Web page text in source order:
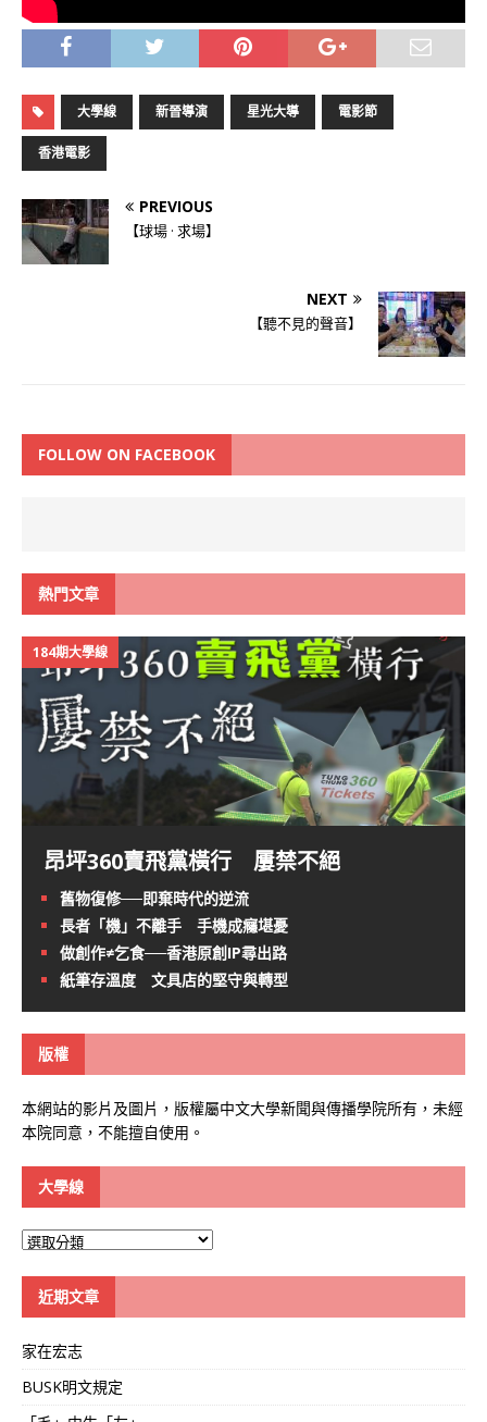
大學線 新晉導演 星光大導 電影節
香港電影
PREVIOUS
【球場 · 求場】
NEXT
【聽不見的聲音】
FOLLOW ON FACEBOOK
熱門文章
184期大學線
昂坪360賣飛黨橫行 屢禁不絕
舊物復修──即棄時代的逆流
長者「機」不離手 手機成癮堪憂
做創作≠乞食──香港原創IP尋出路
紙筆存溫度 文具店的堅守與轉型
版權
本網站的影片及圖片，版權屬中文大學新聞與傳播學院所有，未經
本院同意，不能擅自使用。
大學線
大
近期文章
家在宏志
BUSK明文規定